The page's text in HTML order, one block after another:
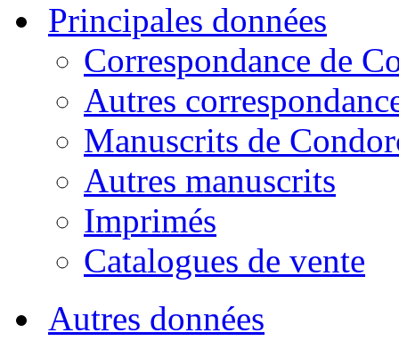
Principales données
Correspondance de
Autres
Manuscrits de
Autres manuscrits
Imprimés
Catalogues de vente
Autres données